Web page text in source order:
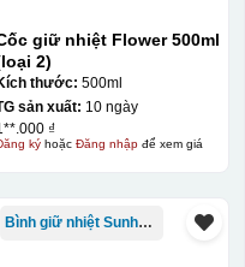
giữ nhiệt Flower 500ml
2)
thước: 500ml
sản xuất: 10 ngày
₫
kýhoặc Đăng nhậpđể xem giá
Bình giữ nhiệt Sunhouse